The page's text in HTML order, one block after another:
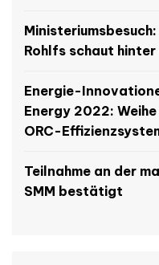
Rohlfs schaut hinter
Energie-
Energy 2022:
ORC-
Teilnahme an der
SMM bestätigt